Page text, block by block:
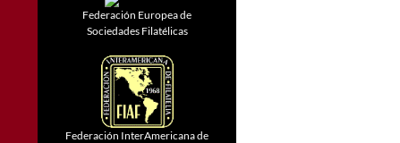
Federación Europea de
Sociedades Filatélicas
Federación InterAmericana de